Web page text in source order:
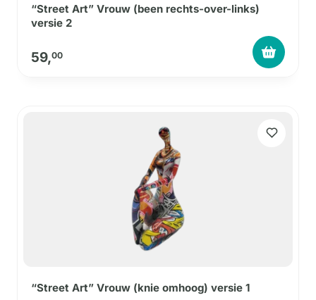
“Street Art” Vrouw (been rechts-over-links)
versie 2
59,00
“Street Art” Vrouw (knie omhoog) versie 1